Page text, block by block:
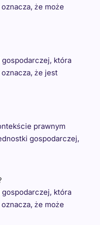
że może
która
że jest
prawnym
gospodarczej,
która
że może